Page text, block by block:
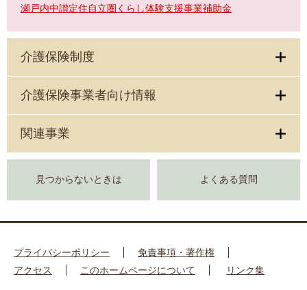
瀬戸内中讃定住自立圏くらし体験支援事業補助金
介護保険制度
介護保険事業者向け情報
関連事業
見つからないときは よくある質問
プライバシーポリシー
免責事項・著作権
アクセス
このホームページについて リンク集